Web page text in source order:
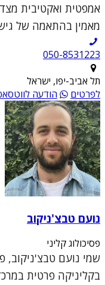
אמפטית ואקטיבית
מאמין בהתאמה של
050-8531223
תל אביב-יפו, ישראל
לפרטים
הודעה
נועם טבצ'ניקוב
פסיכולוג קליני
שמי נועם טבצ'ניקוב,
בקליניקה פרטית